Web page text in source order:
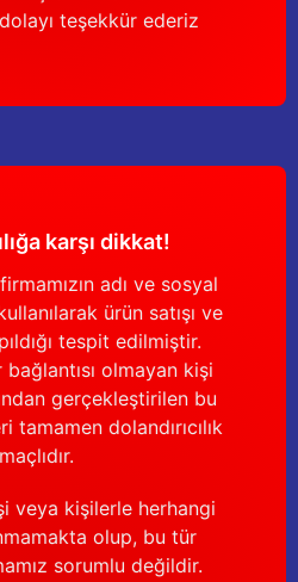
dolayı teşekkür ederiz
karşı dikkat!
adı ve sosyal
ürün satışı ve
tespit edilmiştir.
olmayan kişi
gerçekleştirilen bu
tamamen dolandırıcılık
veya kişilerle herhangi
olup, bu tür
sorumlu değildir.